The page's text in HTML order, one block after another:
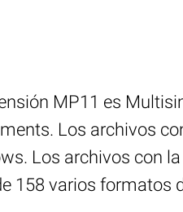
MP11 es
Los archivos
Los archivos con
158 varios